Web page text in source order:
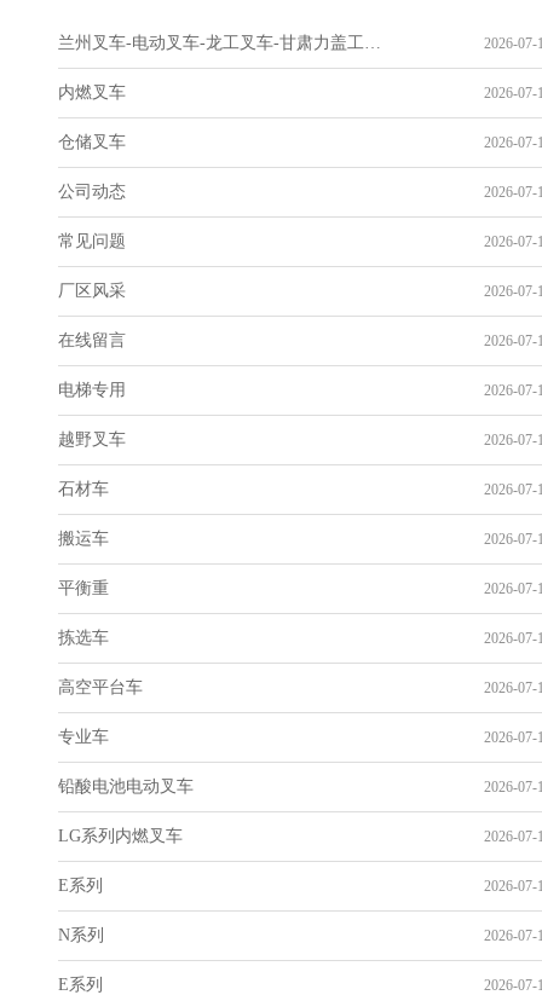
兰州叉车-电动叉车-龙工叉车-甘肃力盖工程机械有限公司 2026-07-
内燃叉车 2026-07-
仓储叉车 2026-07-
公司动态 2026-07-
常见问题 2026-07-
厂区风采 2026-07-
在线留言 2026-07-
电梯专用 2026-07-
越野叉车 2026-07-
石材车 2026-07-
搬运车 2026-07-
平衡重 2026-07-
拣选车 2026-07-
高空平台车 2026-07-
专业车 2026-07-
铅酸电池电动叉车 2026-07-
LG系列内燃叉车 2026-07-
E系列 2026-07-
N系列 2026-07-
E系列 2026-07-